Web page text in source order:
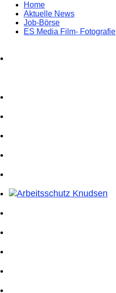
Home
Aktuelle News
Job-Börse
ES Media Film- Fotografie